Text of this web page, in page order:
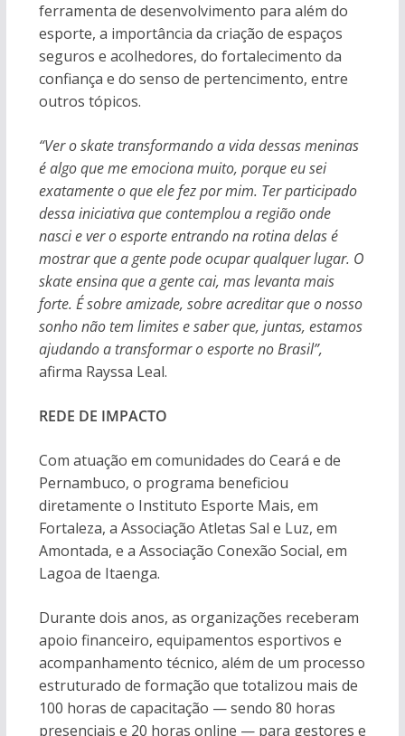
ferramenta de desenvolvimento para além do
esporte, a importância da criação de espaços
seguros e acolhedores, do fortalecimento da
confiança e do senso de pertencimento, entre
outros tópicos.
“Ver o skate transformando a vida dessas meninas
é algo que me emociona muito, porque eu sei
exatamente o que ele fez por mim. Ter participado
dessa iniciativa que contemplou a região onde
nasci e ver o esporte entrando na rotina delas é
mostrar que a gente pode ocupar qualquer lugar. O
skate ensina que a gente cai, mas levanta mais
forte. É sobre amizade, sobre acreditar que o nosso
sonho não tem limites e saber que, juntas, estamos
ajudando a transformar o esporte no Brasil”,
afirma Rayssa Leal.
REDE DE IMPACTO
Com atuação em comunidades do Ceará e de
Pernambuco, o programa beneficiou
diretamente o Instituto Esporte Mais, em
Fortaleza, a Associação Atletas Sal e Luz, em
Amontada, e a Associação Conexão Social, em
Lagoa de Itaenga.
Durante dois anos, as organizações receberam
apoio financeiro, equipamentos esportivos e
acompanhamento técnico, além de um processo
estruturado de formação que totalizou mais de
100 horas de capacitação — sendo 80 horas
presenciais e 20 horas online — para gestores e